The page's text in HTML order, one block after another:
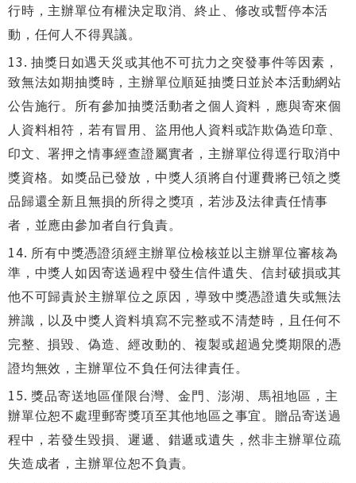
行時，主辦單位有權決定取消、終止、修改或暫停本活
動，任何人不得異議。
抽獎日如遇天災或其他不可抗力之突發事件等因素，
致無法如期抽獎時，主辦單位順延抽獎日並於本活動網站
公告施行。所有參加抽獎活動者之個人資料，應與寄來個
人資料相符，若有冒用、盜用他人資料或詐欺偽造印章、
印文、署押之情事經查證屬實者，主辦單位得逕行取消中
獎資格。如獎品已發放，中獎人須將自付運費將已領之獎
品歸還全新且無損的所得之獎項，若涉及法律責任情事
者，並應由參加者自行負責。
所有中獎憑證須經主辦單位檢核並以主辦單位審核為
準，中獎人如因寄送過程中發生信件遺失、信封破損或其
他不可歸責於主辦單位之原因，導致中獎憑證遺失或無法
辨識，以及中獎人資料填寫不完整或不清楚時，且任何不
完整、損毀、偽造、經改動的、複製或超過兌獎期限的憑
證均無效，主辦單位不負任何法律責任。
獎品寄送地區僅限台灣、金門、澎湖、馬祖地區，主
辦單位恕不處理郵寄獎項至其他地區之事宜。贈品寄送過
程中，若發生毀損、遲遞、錯遞或遺失，然非主辦單位疏
失造成者，主辦單位恕不負責。